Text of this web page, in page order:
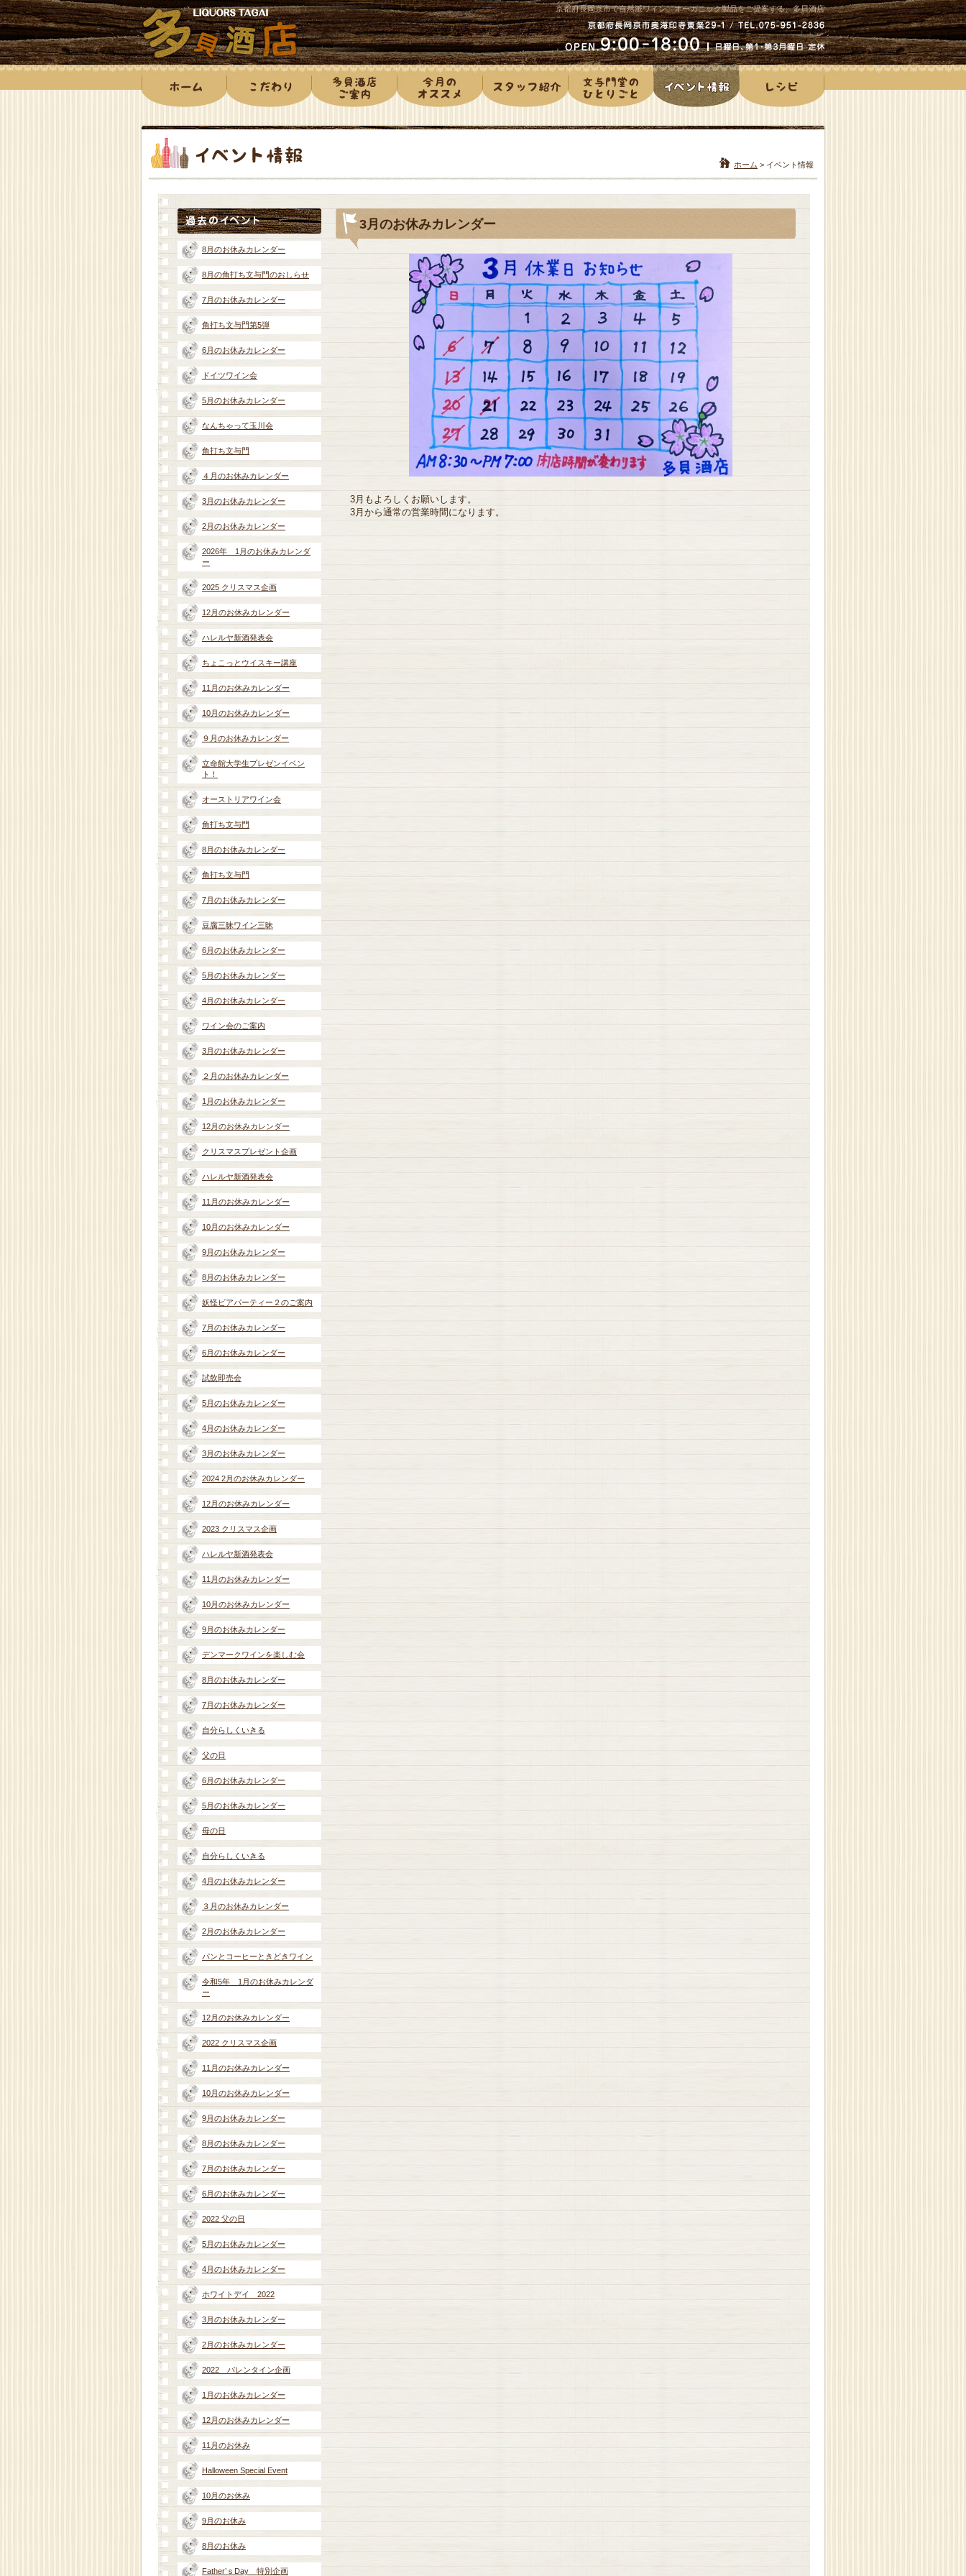
京都府長岡京市で自然派ワイン、オーガニック製品をご提案する、多貝酒店
ホーム > イベント情報
3月のお休みカレンダー
3月もよろしくお願いします。
3月から通常の営業時間になります。
8月のお休みカレンダー
8月の角打ち文与門のおしらせ
7月のお休みカレンダー
角打ち文与門第5弾
6月のお休みカレンダー
ドイツワイン会
5月のお休みカレンダー
なんちゃって玉川会
角打ち文与門
４月のお休みカレンダー
3月のお休みカレンダー
2月のお休みカレンダー
2026年 1月のお休みカレンダ
ー
2025 クリスマス企画
12月のお休みカレンダー
ハレルヤ新酒発表会
ちょこっとウイスキー講座
11月のお休みカレンダー
10月のお休みカレンダー
９月のお休みカレンダー
立命館大学生プレゼンイベン
ト！
オーストリアワイン会
角打ち文与門
8月のお休みカレンダー
角打ち文与門
7月のお休みカレンダー
豆腐三昧ワイン三昧
6月のお休みカレンダー
5月のお休みカレンダー
4月のお休みカレンダー
ワイン会のご案内
3月のお休みカレンダー
２月のお休みカレンダー
1月のお休みカレンダー
12月のお休みカレンダー
クリスマスプレゼント企画
ハレルヤ新酒発表会
11月のお休みカレンダー
10月のお休みカレンダー
9月のお休みカレンダー
8月のお休みカレンダー
妖怪ビアパーティー２のご案内
7月のお休みカレンダー
6月のお休みカレンダー
試飲即売会
5月のお休みカレンダー
4月のお休みカレンダー
3月のお休みカレンダー
2024 2月のお休みカレンダー
12月のお休みカレンダー
2023 クリスマス企画
ハレルヤ新酒発表会
11月のお休みカレンダー
10月のお休みカレンダー
9月のお休みカレンダー
デンマークワインを楽しむ会
8月のお休みカレンダー
7月のお休みカレンダー
自分らしくいきる
父の日
6月のお休みカレンダー
5月のお休みカレンダー
母の日
自分らしくいきる
4月のお休みカレンダー
３月のお休みカレンダー
2月のお休みカレンダー
パンとコーヒーときどきワイン
令和5年 1月のお休みカレンダ
ー
12月のお休みカレンダー
2022 クリスマス企画
11月のお休みカレンダー
10月のお休みカレンダー
9月のお休みカレンダー
8月のお休みカレンダー
7月のお休みカレンダー
6月のお休みカレンダー
2022 父の日
5月のお休みカレンダー
4月のお休みカレンダー
ホワイトデイ 2022
3月のお休みカレンダー
2月のお休みカレンダー
2022 バレンタイン企画
1月のお休みカレンダー
12月のお休みカレンダー
11月のお休み
Halloween Special Event
10月のお休み
9月のお休み
8月のお休み
Father’ｓDay 特別企画